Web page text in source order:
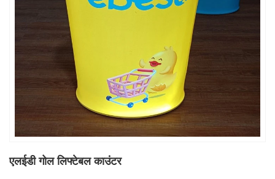
एलईडी गोल लिफ्टेबल काउंटर